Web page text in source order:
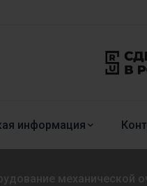
информация
механической